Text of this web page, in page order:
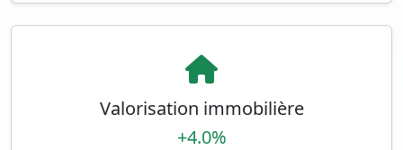
Valorisation immobilière
+4.0%